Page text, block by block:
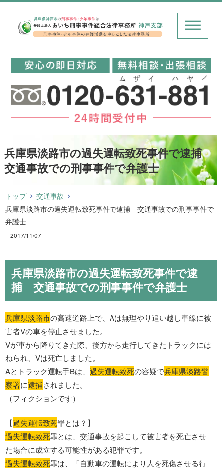
兵庫県淡路市の過失運転致死事件で逮捕
交通事故での刑事事件で弁護士
トップ
交通事故
兵庫県淡路市の過失運転致死事件で逮捕 交通事故での刑事事件で
弁護士
2017/11/07
兵庫県淡路市の過失運転致死事件で逮
捕 交通事故での刑事事件で弁護士
兵庫県淡路市の高速道路上で、Aは無理やり追い越し車線に被
害者Vの車を停止させました。
Vが車から降りてきた際、後方から走行してきたトラックには
ねられ、Vは死亡しました。
Aとトラック運転手Bは、過失運転致死の容疑で兵庫県淡路警
察署に逮捕されました。
（フィクションです）
【過失運転致死罪とは？】
過失運転致死罪とは、交通事故を起こして被害者を死亡させ
た場合に成立する可能性がある犯罪です。
過失運転致死罪は、「自動車の運転により人を死傷させる行